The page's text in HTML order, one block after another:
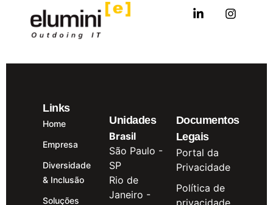
Links
Home
Empresa
Diversidade
& Inclusão
Soluções
Unidades
Brasil
São Paulo -
SP
Rio de
Janeiro -
Documentos
Legais
Portal da
Privacidade
Política de